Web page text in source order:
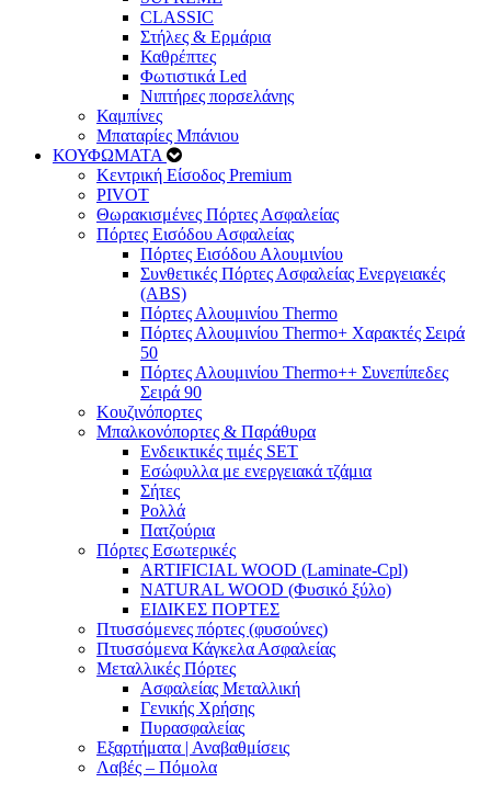
CLASSIC
Στήλες & Ερμάρια
Καθρέπτες
Φωτιστικά Led
Νιπτήρες πορσελάνης
Καμπίνες
Μπαταρίες Μπάνιου
ΚΟΥΦΩΜΑΤΑ
Κεντρική Είσοδος Premium
PIVOT
Θωρακισμένες Πόρτες Ασφαλείας
Πόρτες Εισόδου Ασφαλείας
Πόρτες Eισόδου Αλουμινίου
Συνθετικές Πόρτες Ασφαλείας Ενεργειακές
(ABS)
Πόρτες Αλουμινίου Thermo
Πόρτες Αλουμινίου Thermo+ Χαρακτές Σειρά
50
Πόρτες Αλουμινίου Thermo++ Συνεπίπεδες
Σειρά 90
Κουζινόπορτες
Μπαλκονόπορτες & Παράθυρα
Ενδεικτικές τιμές SET
Εσώφυλλα με ενεργειακά τζάμια
Σήτες
Ρολλά
Πατζούρια
Πόρτες Εσωτερικές
ARTIFICIAL WOOD (Laminate-Cpl)
NATURAL WOOD (Φυσικό ξύλο)
ΕΙΔΙΚΕΣ ΠΟΡΤΕΣ
Πτυσσόμενες πόρτες (φυσούνες)
Πτυσσόμενα Κάγκελα Ασφαλείας
Μεταλλικές Πόρτες
Ασφαλείας Μεταλλική
Γενικής Χρήσης
Πυρασφαλείας
Εξαρτήματα | Αναβαθμίσεις
Λαβές – Πόμολα